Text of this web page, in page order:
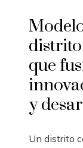
que
y
Un distrito